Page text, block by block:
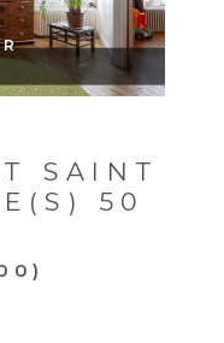
SAINT
50